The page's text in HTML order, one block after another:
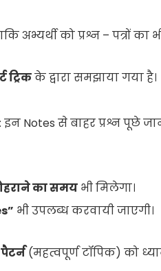
अभ्यर्थी को प्रश्न – पत्रों का
ट्रिकके द्वारा समझाया गया है।
Notes से बाहर प्रश्न पूछे
का समय भी मिलेगा।
भी उपलब्ध करवायी जाएगी।
पैटर्न(महत्वपूर्ण टॉपिक) को